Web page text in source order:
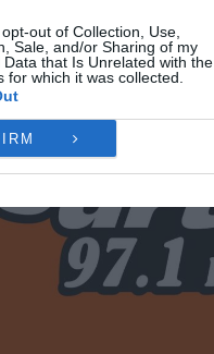
out of Collection, Use,
Sale, and/or Sharing of my
Data that Is Unrelated with the
for which it was collected.